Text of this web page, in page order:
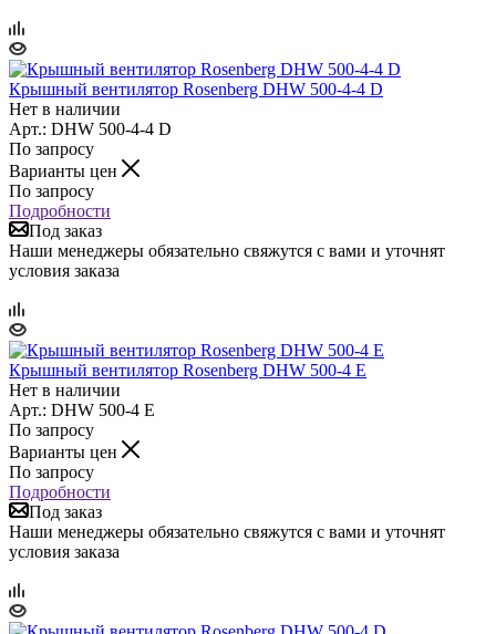
Крышный вентилятор Rosenberg DHW 500-4-4 D
Нет в наличии
Арт.: DHW 500-4-4 D
По запросу
Варианты цен
По запросу
Подробности
Под заказ
Наши менеджеры обязательно свяжутся с вами и уточнят
условия заказа
Крышный вентилятор Rosenberg DHW 500-4 E
Нет в наличии
Арт.: DHW 500-4 E
По запросу
Варианты цен
По запросу
Подробности
Под заказ
Наши менеджеры обязательно свяжутся с вами и уточнят
условия заказа